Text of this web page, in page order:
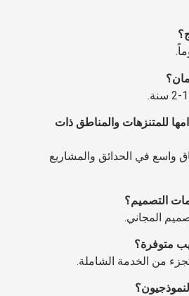
للمتنزهات والمناطق ذات
في الحدائق والمشاريع
المجاني.
من الخدمة الشاملة.